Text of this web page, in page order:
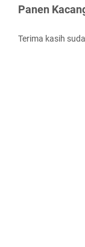
Panen
Terima kasih